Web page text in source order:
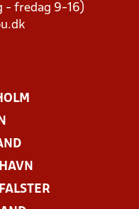
- fredag 9-16)